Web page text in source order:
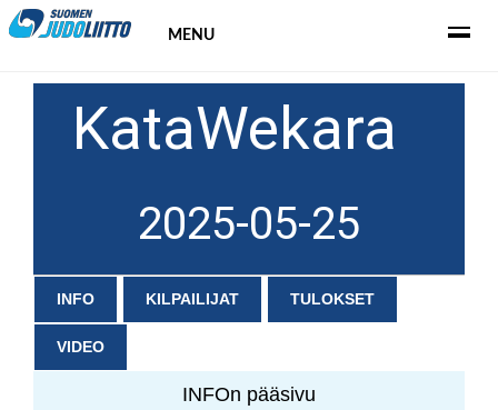
MENU
KataWekara
2025-05-25
INFO KILPAILIJAT TULOKSET
VIDEO
INFOn pääsivu